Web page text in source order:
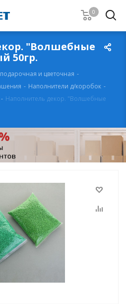
0
"Волшебные
50гр.
и цветочная -
- Наполнители д/коробок -
- Наполнитель декор. "Волшебные